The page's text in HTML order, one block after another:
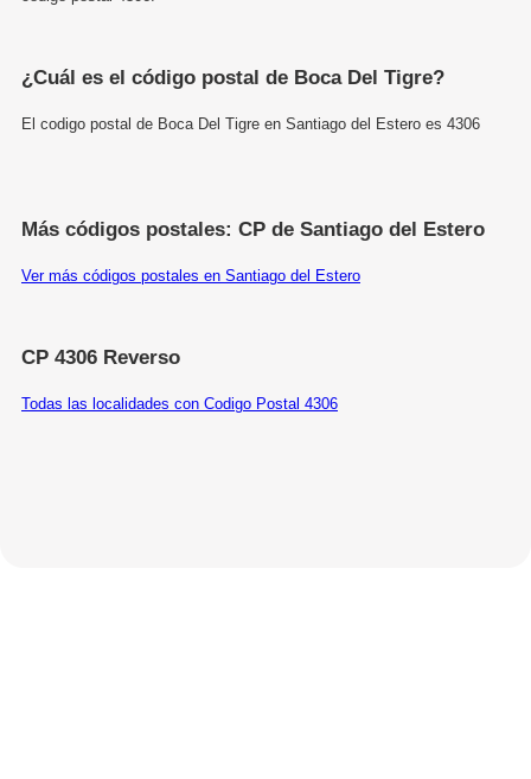
¿Cuál es el código postal de Boca Del Tigre?
El codigo postal de Boca Del Tigre en Santiago del Estero es 4306
Más códigos postales: CP de Santiago del Estero
Ver más códigos postales en Santiago del Estero
CP 4306 Reverso
Todas las localidades con Codigo Postal 4306